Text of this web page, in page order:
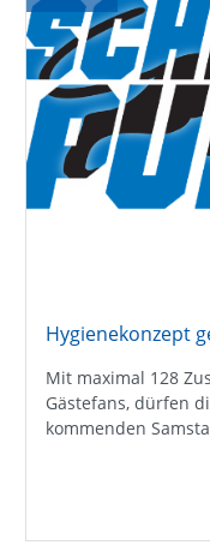
Hygienekonzept
Mit maximal 128
Gästefans, dürfen
kommenden